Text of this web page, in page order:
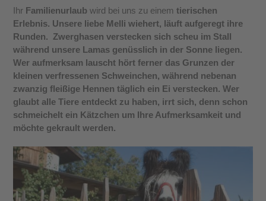
Ihr Familienurlaub wird bei uns zu einemtierischen
Erlebnis. Unsere liebe Melli wiehert, läuft aufgeregt ihre
Runden. Zwerghasen verstecken sich scheu im Stall
während unsere Lamas genüsslich in der Sonne liegen.
Wer aufmerksam lauscht hört ferner das Grunzen der
kleinen verfressenen Schweinchen, während nebenan
zwanzig fleißige Hennen täglich ein Ei verstecken. Wer
glaubt alle Tiere entdeckt zu haben, irrt sich, denn schon
schmeichelt ein Kätzchen um Ihre Aufmerksamkeit und
möchte gekrault werden.